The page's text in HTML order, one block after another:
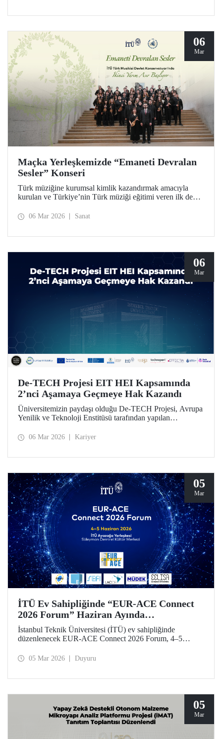
06
Mar
Maçka Yerleşkemizde “Emaneti Devralan
Sesler” Konseri
Türk müziğine kurumsal kimlik kazandırmak amacıyla
kurulan ve Türkiye’nin Türk müziği eğitimi veren ilk devlet
Konservatuarı, ikinci yarım asrına “Emaneti Devralan
06 Mar 2026 Sanat
06
Mar
De-TECH Projesi EIT HEI Kapsamında
2’nci Aşamaya Geçmeye Hak Kazandı
Üniversitemizin paydaşı olduğu De-TECH Projesi, Avrupa
Yenilik ve Teknoloji Enstitüsü tarafından yapılan
bulundu.
06 Mar 2026 Kariyer
05
Mar
İTÜ Ev Sahipliğinde “EUR-ACE Connect
2026 Forum” Haziran Ayında
Düzenlenecek
İstanbul Teknik Üniversitesi (İTÜ) ev sahipliğinde
düzenlenecek EUR-ACE Connect 2026 Forum, 4–5
Merkezi’nde mühendislik eğitimi alanında uluslararası
05 Mar 2026 Duyuru
05
Mar